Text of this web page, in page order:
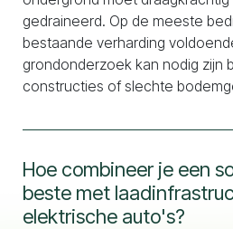
gedraineerd. Op de meeste
bestaande verharding
grondonderzoek kan nodig zijn
constructies of slechte
Hoe combineer je een
beste met
elektrische auto's?